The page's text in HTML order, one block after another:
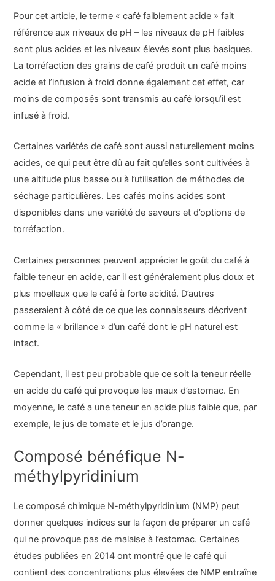
Pour cet article, le terme « café faiblement acide » fait
référence aux niveaux de pH – les niveaux de pH faibles
sont plus acides et les niveaux élevés sont plus basiques.
La torréfaction des grains de café produit un café moins
acide et l’infusion à froid donne également cet effet, car
moins de composés sont transmis au café lorsqu’il est
infusé à froid.
Certaines variétés de café sont aussi naturellement moins
acides, ce qui peut être dû au fait qu’elles sont cultivées à
une altitude plus basse ou à l’utilisation de méthodes de
séchage particulières. Les cafés moins acides sont
disponibles dans une variété de saveurs et d’options de
torréfaction.
Certaines personnes peuvent apprécier le goût du café à
faible teneur en acide, car il est généralement plus doux et
plus moelleux que le café à forte acidité. D’autres
passeraient à côté de ce que les connaisseurs décrivent
comme la « brillance » d’un café dont le pH naturel est
intact.
Cependant, il est peu probable que ce soit la teneur réelle
en acide du café qui provoque les maux d’estomac. En
moyenne, le café a une teneur en acide plus faible que, par
exemple, le jus de tomate et le jus d’orange.
Composé bénéfique N-
méthylpyridinium
Le composé chimique N-méthylpyridinium (NMP) peut
donner quelques indices sur la façon de préparer un café
qui ne provoque pas de malaise à l’estomac. Certaines
études publiées en 2014 ont montré que le café qui
contient des concentrations plus élevées de NMP entraîne